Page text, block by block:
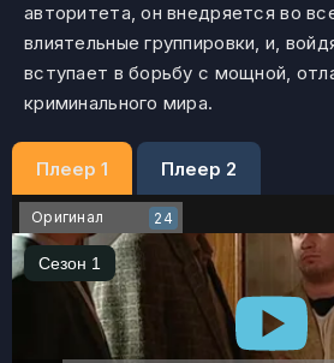
авторитета, он внедряется во
влиятельные группировки, и,
вступает в борьбу с мощной,
криминального мира.
Плеер 1 Плеер 2
Оригинал 24